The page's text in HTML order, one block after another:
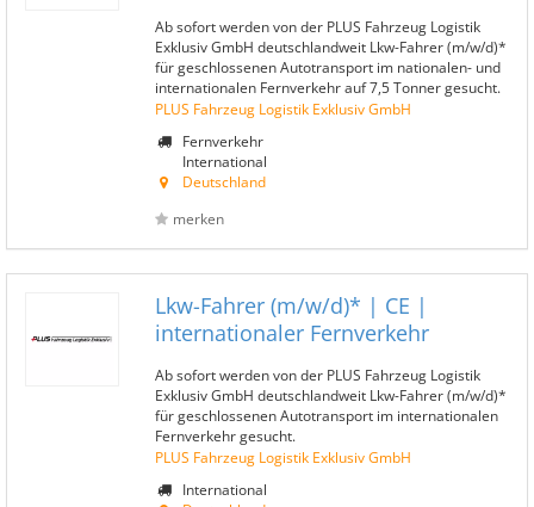
Ab sofort werden von der PLUS Fahrzeug Logistik
Exklusiv GmbH deutschlandweit Lkw-Fahrer (m/w/d)*
für geschlossenen Autotransport im nationalen- und
internationalen Fernverkehr auf 7,5 Tonner gesucht.
PLUS Fahrzeug Logistik Exklusiv GmbH
Fernverkehr
International
Deutschland
merken
Lkw-Fahrer (m/w/d)* | CE |
internationaler Fernverkehr
Ab sofort werden von der PLUS Fahrzeug Logistik
Exklusiv GmbH deutschlandweit Lkw-Fahrer (m/w/d)*
für geschlossenen Autotransport im internationalen
Fernverkehr gesucht.
PLUS Fahrzeug Logistik Exklusiv GmbH
International